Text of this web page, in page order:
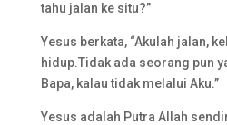
tahu jalan ke situ?”
Yesus berkata, “Akulah jalan,
hidup.Tidak ada seorang pun
Bapa, kalau tidak melalui Aku.”
Yesus adalah Putra Allah